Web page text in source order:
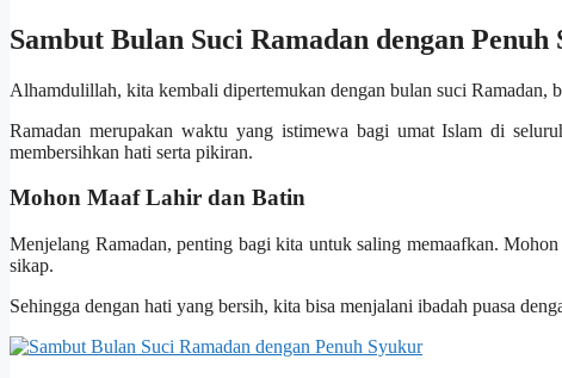
Sambut Bulan Suci Ramadan dengan
Alhamdulillah, kita kembali dipertemukan dengan bulan suci Ramadan,
Ramadan merupakan waktu yang istimewa bagi umat Islam di
membersihkan hati serta pikiran.
Mohon Maaf Lahir dan Batin
Menjelang Ramadan, penting bagi kita untuk saling memaafkan.
sikap.
Sehingga dengan hati yang bersih, kita bisa menjalani ibadah puasa